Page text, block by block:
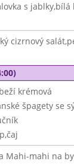
s jablky,bílá
cizrnový
krémová
špagety se
Mahi-mahi na